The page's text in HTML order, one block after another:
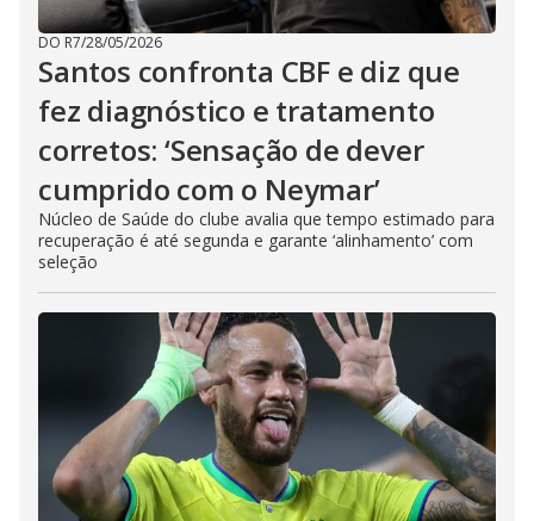
DO R7/28/05/2026
Santos confronta CBF e diz que
fez diagnóstico e tratamento
corretos: ‘Sensação de dever
cumprido com o Neymar’
Núcleo de Saúde do clube avalia que tempo estimado para
recuperação é até segunda e garante ‘alinhamento’ com
seleção